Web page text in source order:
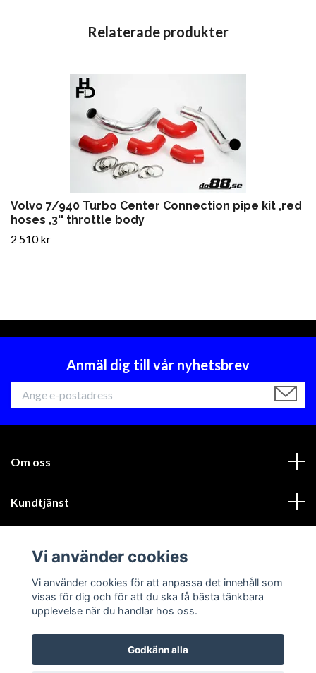
Volvo 7/940 Turbo Center Connection pipe kit ,red
hoses ,3'' throttle body
2 510 kr
Anmäl dig till vår nyhetsbrev
Om oss
Kundtjänst
Sociala medier
Vi använder cookies
Vi använder cookies för att anpassa det innehåll som
visas för dig och för att du ska få bästa tänkbara
upplevelse när du handlar hos oss.
Godkänn alla